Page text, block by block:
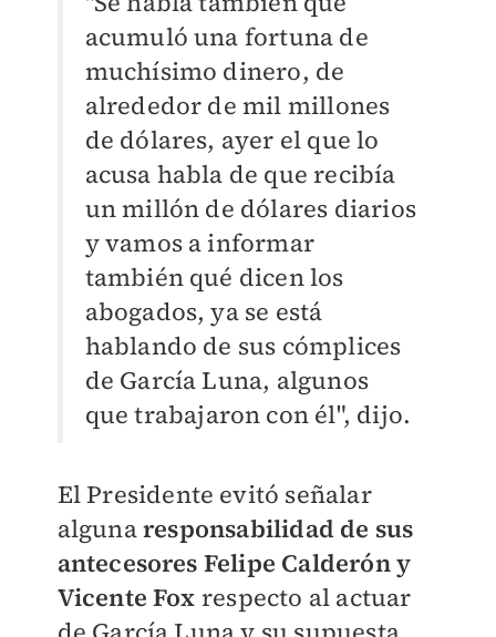
acumuló una fortuna de
muchísimo dinero, de
alrededor de mil millones
de dólares, ayer el que lo
acusa habla de que recibía
un millón de dólares diarios
y vamos a informar
también qué dicen los
abogados, ya se está
hablando de sus cómplices
de García Luna, algunos
que trabajaron con él", dijo.
El Presidente evitó señalar
algunaresponsabilidad de sus
antecesores Felipe Calderón y
Vicente Fox respecto al actuar